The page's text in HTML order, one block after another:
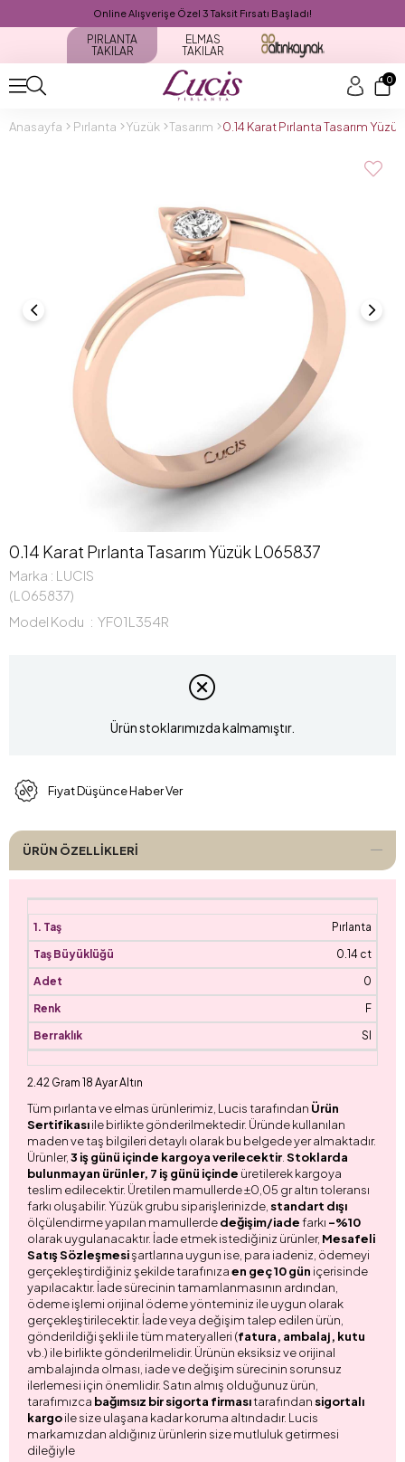
Online Alışverişe Özel 3 Taksit Fırsatı Başladı!
PIRLANTA
TAKILAR
ELMAS
TAKILAR
0
Anasayfa Pırlanta Yüzük Tasarım 0.14 Karat Pırlanta Tasarım
0.14 Karat Pırlanta Tasarım Yüzük L065837
Marka : LUCIS
(L065837)
Model Kodu
YF01L354R
Ürün stoklarımızda kalmamıştır.
Fiyat Düşünce Haber Ver
ÜRÜN ÖZELLIKLERI
Pırlanta
0.14 ct
0
F
SI
2.42 Gram 18 Ayar Altın
Tüm pırlanta ve elmas ürünlerimiz, Lucis tarafından Ürün
Sertifikasıile birlikte gönderilmektedir. Üründe kullanılan
maden ve taş bilgileri detaylı olarak bu belgede yer almaktadır.
Ürünler,3 iş günü içinde kargoya verilecektir. Stoklarda
bulunmayan ürünler, 7 iş günü içinde üretilerek kargoya
teslim edilecektir. Üretilen mamullerde ±0,05 gr altın toleransı
farkı oluşabilir. Yüzük grubu siparişlerinizde, standart dışı
ölçülendirme yapılan mamullerdedeğişim/iadefarkı -%10
olarak uygulanacaktır. İade etmek istediğiniz ürünler, Mesafeli
Satış Sözleşmesişartlarına uygun ise, para iadeniz, ödemeyi
gerçekleştirdiğiniz şekilde tarafınızaen geç 10 gün içerisinde
yapılacaktır. İade sürecinin tamamlanmasının ardından,
ödeme işlemi orijinal ödeme yönteminiz ile uygun olarak
gerçekleştirilecektir. İade veya değişim talep edilen ürün,
gönderildiği şekli ile tüm materyalleri (fatura, ambalaj, kutu
vb.) ile birlikte gönderilmelidir. Ürünün eksiksiz ve orijinal
ambalajında olması, iade ve değişim sürecinin sorunsuz
ilerlemesi için önemlidir. Satın almış olduğunuz ürün,
tarafımızca bağımsız bir sigorta firmasıtarafından sigortalı
kargoile size ulaşana kadar koruma altındadır. Lucis
markamızdan aldığınız ürünlerin size mutluluk getirmesi
dileğiyle